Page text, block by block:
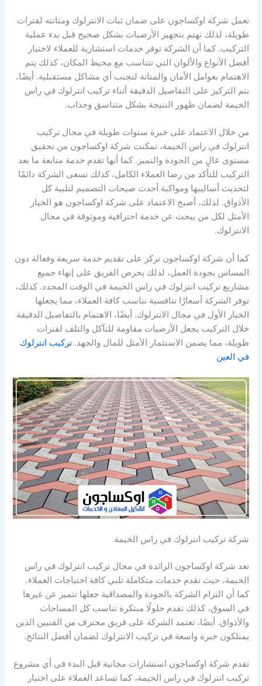
تعمل شركة اوكساجون على ضمان ثبات الانترلوك ومتانته لفترات
طويلة، لذلك تهتم بتجهيز الأرضيات بشكل صحيح قبل بدء عملية
التركيب. كما أن الشركة توفر خدمات استشارية للعملاء لاختيار
أفضل الأنواع والألوان التي تتناسب مع محيط المكان، كذلك يتم
الاهتمام بعوامل الأمان والمتانة لتجنب أي مشاكل مستقبلية. أيضًا،
يتم التركيز على التفاصيل الدقيقة أثناء تركيب انترلوك في راس
الخيمة لضمان ظهور النتيجة بشكل متناسق وجذاب.
من خلال الاعتماد على خبرة سنوات طويلة في مجال تركيب
انترلوك في راس الخيمة، تمكنت شركة اوكساجون من تحقيق
مستوى عالٍ من الجودة والتميز. كما أنها تقدم خدمة متابعة ما بعد
التركيب للتأكد من رضا العملاء الكامل، كذلك تسعى الشركة دائمًا
لتحديث أساليبها ومواكبة أحدث صيحات التصميم لتلبية كل
الأذواق. لذلك، أصبح الاعتماد على شركة اوكساجون هو الخيار
الأمثل لكل من يبحث عن خدمة احترافية وموثوقة في مجال
الانترلوك.
كما أن شركة اوكساجون تركز على تقديم خدمة سريعة وفعالة دون
المساس بجودة العمل، لذلك يحرص الفريق على إنهاء جميع
مشاريع تركيب انترلوك في راس الخيمة في الوقت المحدد. كذلك،
توفر الشركة أسعارًا تنافسية تناسب كافة العملاء، مما يجعلها
الخيار الأول في مجال الانترلوك. أيضًا، الاهتمام بالتفاصيل الدقيقة
خلال التركيب يجعل الأرضيات مقاومة للتآكل والتلف لفترات
طويلة، مما يضمن الاستثمار الأمثل للمال والجهد.تركيب انترلوك
في العين
شركة تركيب انترلوك في راس الخيمة
تعد شركة اوكساجون الرائدة في مجال تركيب انترلوك في راس
الخيمة، حيث تقدم خدمات متكاملة تلبي كافة احتياجات العملاء.
كما أن التزام الشركة بالجودة والمصداقية جعلها تتميز عن غيرها
في السوق، كذلك تقدم حلولًا مبتكرة تناسب كل المساحات
والأذواق. أيضًا، تعتمد الشركة على فريق محترف من الفنيين الذين
يمتلكون خبرة واسعة في تركيب الانترلوك لضمان أفضل النتائج.
تقدم شركة اوكساجون استشارات مجانية قبل البدء في أي مشروع
تركيب انترلوك في راس الخيمة، كما تساعد العملاء على اختيار